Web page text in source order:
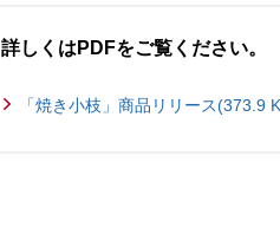
詳しくはPDFをご覧ください。
「焼き小枝」商品リリース(373.9